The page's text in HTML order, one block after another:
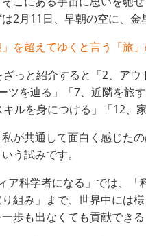
2月11日、早朝の空に、
を超えてゆくと言う「旅
ざっと紹介すると「2、ア
ツを辿る」「7、近隣を旅
キルを身につける」「12、
が共通して面白く感じた
う試みです。
ア科学者になる」では、
組み」まで、世界中には
歩も出なくても貢献できる